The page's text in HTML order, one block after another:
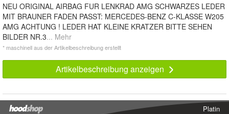
NEU ORIGINAL AIRBAG FUR LENKRAD AMG SCHWARZES LEDER
MIT BRAUNER FADEN PASST: MERCEDES-BENZ C-KLASSE W205
AMG ACHTUNG ! LEDER HAT KLEINE KRATZER BITTE SEHEN
BILDER NR.3... Mehr
* maschinell aus der Artikelbeschreibung erstellt
Artikelbeschreibung anzeigen
Platin